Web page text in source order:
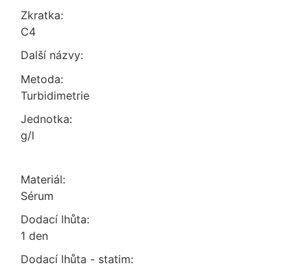
Zkratka:
C4
Další názvy:
Metoda:
turbidimetrie
Jednotka:
g/l
Materiál:
sérum
Dodací lhůta:
1 den
Dodací lhůta - statim: